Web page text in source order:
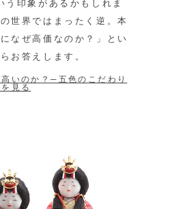
う印象があるかもしれま
世界ではまったく逆。本
なぜ高価なのか？」とい
お答えします。
いのか？─五色のこだわり
見る